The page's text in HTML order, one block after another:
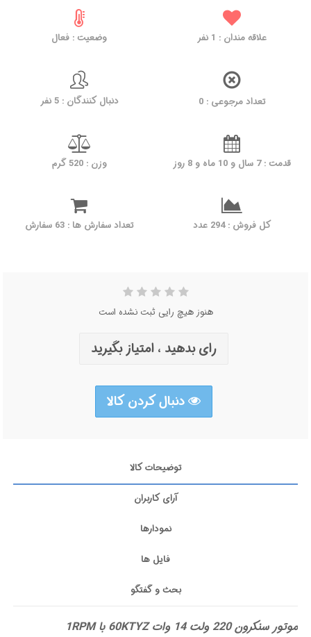
علاقه مندان : 1 نفر وضعیت : فعال
تعداد مرجوعی : 0 دنبال کنندگان : 5 نفر
قدمت : 7 سال و 10 ماه و 8 روز وزن : 520 گرم
کل فروش : 294 عدد تعداد سفارش ها : 63 سفارش
هنوز هیچ رایی ثبت نشده است
رای بدهید ، امتیاز بگیرید
دنبال کردن کالا
توضیحات کالا
آرای کاربران
نمودارها
فایل ها
بحث و گفتگو
موتور سنکرون 220 ولت 14 وات 60KTYZ با 1RPM